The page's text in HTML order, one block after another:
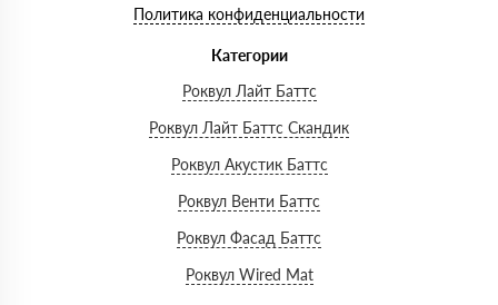
Политика конфиденциальности
Категории
Роквул Лайт Баттс
Роквул Лайт Баттс Скандик
Роквул Акустик Баттс
Роквул Венти Баттс
Роквул Фасад Баттс
Роквул Wired Mat